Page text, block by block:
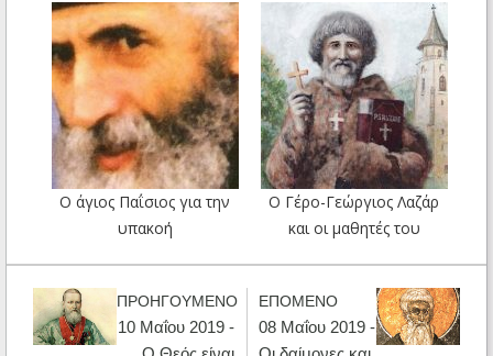
Ο άγιος Παΐσιος για την
υπακοή
Ο Γέρο-Γεώργιος Λαζάρ
και οι μαθητές του
ΠΡΟΗΓΟΥΜΕΝΟ
10 Μαΐου 2019 -
ΕΠΟΜΕΝΟ
08 Μαΐου 2019 -